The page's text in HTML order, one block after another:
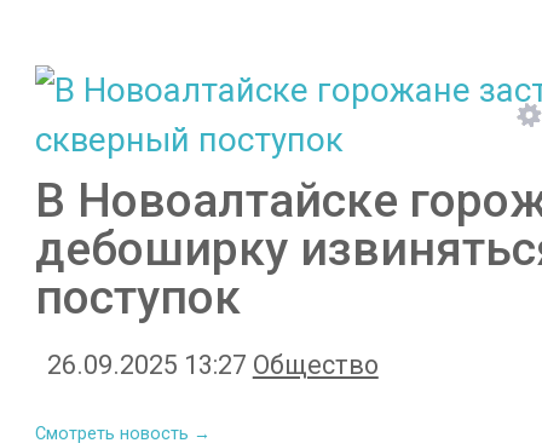
В Новоалтайске
дебоширку
поступок
26.09.2025 13:27 Общество
Смотреть новость →